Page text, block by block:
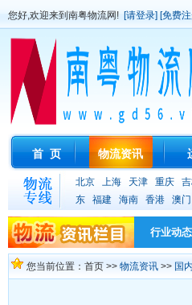
您好,欢迎来到南粤物流网! [请登录] [免费
首 页 物流资讯
北京 上海 天津 重庆
东
福建 海南 香港 澳门
行业动态
您当前位置：首页 >> 物流资讯 >> 国